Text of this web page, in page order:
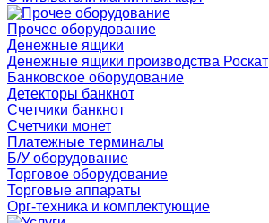
Прочее оборудование
Денежные ящики
Денежные ящики производства Роскат
Банковское оборудование
Детекторы банкнот
Счетчики банкнот
Счетчики монет
Платежные терминалы
Б/У оборудование
Торговое оборудование
Торговые аппараты
Орг-техника и комплектующие